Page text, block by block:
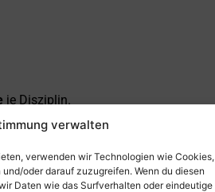
verwalten
verwenden wir Technologien wie
oder darauf zuzugreifen. Wenn du diesen
Daten wie das Surfverhalten oder eindeutige
je Disziplin.
für Turniere